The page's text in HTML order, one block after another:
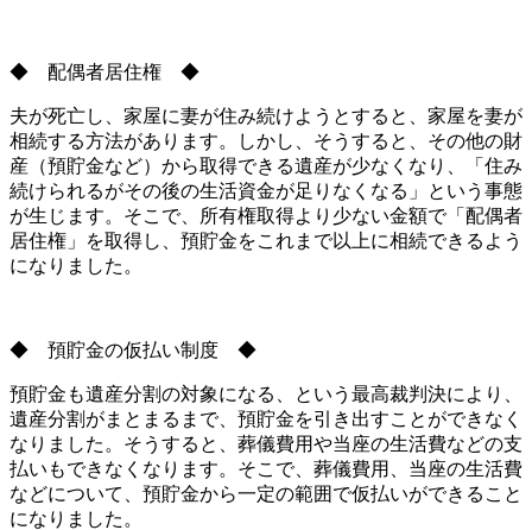
◆ 配偶者居住権 ◆
夫が死亡し、家屋に妻が住み続けようとすると、家屋を妻が
相続する方法があります。しかし、そうすると、その他の財
産（預貯金など）から取得できる遺産が少なくなり、「住み
続けられるがその後の生活資金が足りなくなる」という事態
が生じます。そこで、所有権取得より少ない金額で「配偶者
居住権」を取得し、預貯金をこれまで以上に相続できるよう
になりました。
◆ 預貯金の仮払い制度 ◆
預貯金も遺産分割の対象になる、という最高裁判決により、
遺産分割がまとまるまで、預貯金を引き出すことができなく
なりました。そうすると、葬儀費用や当座の生活費などの支
払いもできなくなります。そこで、葬儀費用、当座の生活費
などについて、預貯金から一定の範囲で仮払いができること
になりました。